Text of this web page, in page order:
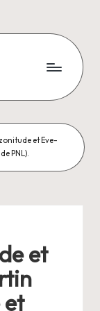
et Eve-
PNL).
et
et